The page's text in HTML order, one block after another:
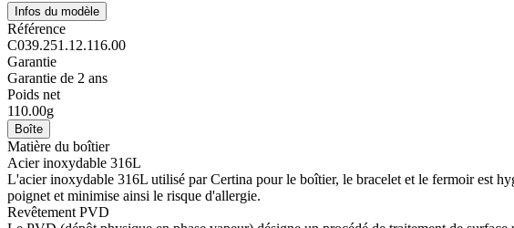
Infos du modèle
Référence
C039.251.12.116.00
Garantie
Garantie de 2 ans
Poids net
110.00g
Boîte
Matière du boîtier
Acier inoxydable 316L
L'acier inoxydable 316L utilisé par Certina pour le boîtier, le bracelet et le fermoir est
poignet et minimise ainsi le risque d'allergie.
Revêtement PVD